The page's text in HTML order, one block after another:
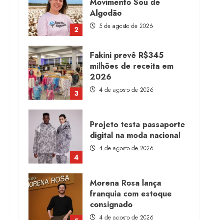
3
milhões de receita em
2026
4 de agosto de 2026
4
Projeto testa passaporte
digital na moda nacional
5
Morena Rosa lança
franquia com estoque
consignado
4 de agosto de 2026
Moda vende US$63,7
bilhões em produtos
licenciados
6 de agosto de 2026